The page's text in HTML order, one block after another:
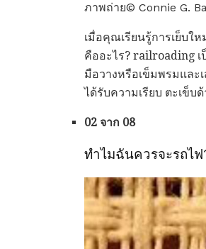
ภาพถ่าย© Connie G.
เมื่อคุณเรียนรู้การเย็บใ
คืออะไร? railroading เ
มือวางหรือเข็มพรมและ
ได้รับความเรียบ ตะเข็
02 จาก 08
ทำไมฉันควรจะรถไฟ